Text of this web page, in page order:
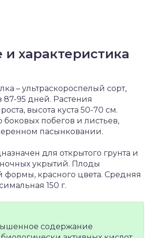
характеристика
– ультраскороспелый сорт,
87-95 дней. Растения
высота куста 50-70 см.
побегов и листьев,
пасынковании.
для открытого грунта и
укрытий. Плоды
формы, красного цвета. Средняя
150 г.
содержание